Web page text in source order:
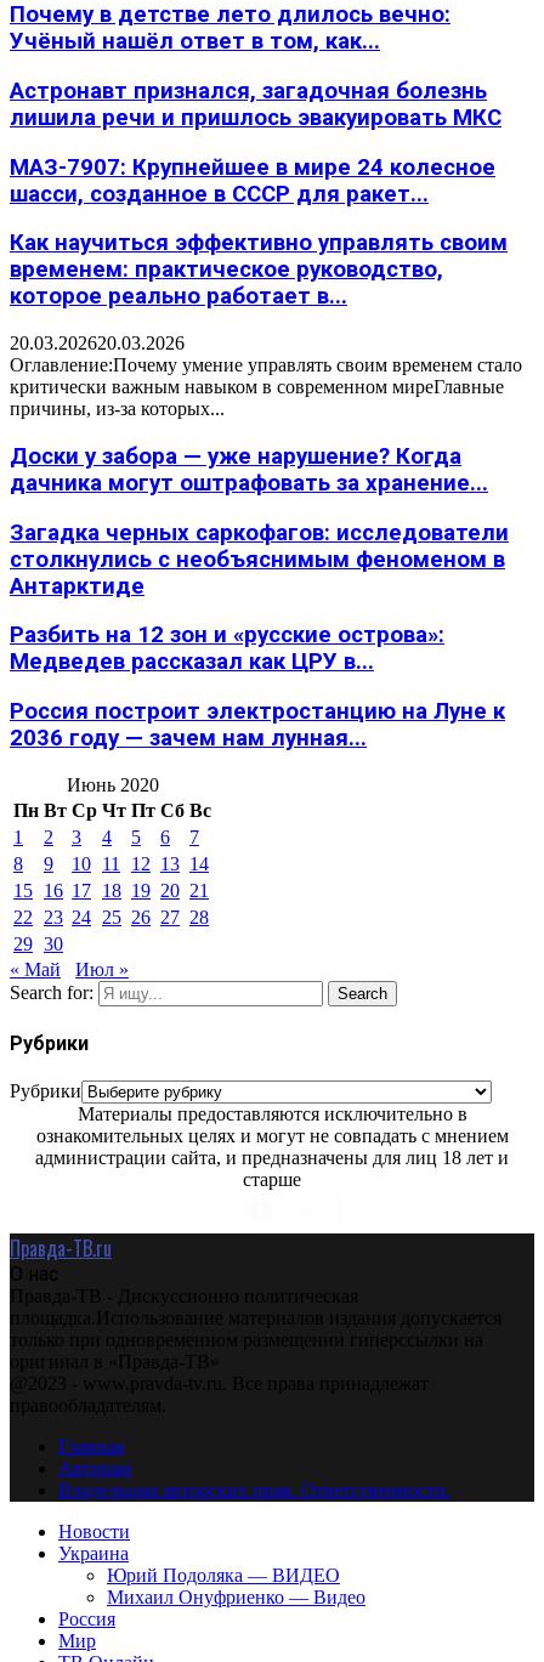
Почему в детстве лето длилось вечно:
Учёный нашёл ответ в том, как...
Астронавт признался, загадочная болезнь
лишила речи и пришлось эвакуировать МКС
МАЗ-7907: Крупнейшее в мире 24 колесное
шасси, созданное в СССР для ракет...
Как научиться эффективно управлять своим
временем: практическое руководство,
которое реально работает в...
20.03.202620.03.2026
Оглавление:Почему умение управлять своим временем стало
критически важным навыком в современном миреГлавные
причины, из-за которых...
Доски у забора — уже нарушение? Когда
дачника могут оштрафовать за хранение...
Загадка черных саркофагов: исследователи
столкнулись с необъяснимым феноменом в
Антарктиде
Разбить на 12 зон и «русские острова»:
Медведев рассказал как ЦРУ в...
Россия построит электростанцию на Луне к
2036 году — зачем нам лунная...
Июнь 2020
Пн Вт Ср Чт Пт Сб Вс
1
2 3 4 5 6
7
8
9 10 11 12 13 14
15 16 17 18 19 20 21
22
23 24 25 26 27 28
29 30
« Май
Июл »
Search for:
Search
Рубрики
Рубрики
Материалы предоставляются исключительно в
ознакомительных целях и могут не совпадать с мнением
администрации сайта, и предназначены для лиц 18 лет и
старше
Правда-ТВ.ru
О нас
Правда-ТВ - Дискуссионно политическая
площадка.Использование материалов издания допускается
только при одновременном размещении гиперссылки на
оригинал в «Правда-ТВ»
@2023 - www.pravda-tv.ru. Все права принадлежат
правообладателям.
Главная
Авторам
Владельцам авторских прав. Ответственности.
Новости
Украина
Юрий Подоляка — ВИДЕО
Михаил Онуфриенко — Видео
Россия
Мир